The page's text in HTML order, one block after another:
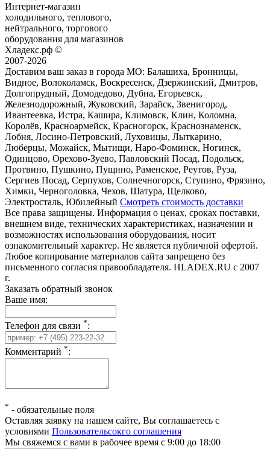
Интернет-магазин
холодильного, теплового,
нейтрального, торгового
оборудования для магазинов
Хладекс.рф ©
2007-2026
Доставим ваш заказ в города МО: Балашиха, Бронницы,
Видное, Волоколамск, Воскресенск, Дзержинский, Дмитров,
Долгопрудный, Домодедово, Дубна, Егорьевск,
Железнодорожный, Жуковский, Зарайск, Звенигород,
Ивантеевка, Истра, Кашира, Климовск, Клин, Коломна,
Королёв, Красноармейск, Красногорск, Краснознаменск,
Лобня, Лосино-Петровский, Луховицы, Лыткарино,
Люберцы, Можайск, Мытищи, Наро-Фоминск, Ногинск,
Одинцово, Орехово-Зуево, Павловский Посад, Подольск,
Протвино, Пушкино, Пущино, Раменское, Реутов, Руза,
Сергиев Посад, Серпухов, Солнечногорск, Ступино, Фрязино,
Химки, Черноголовка, Чехов, Шатура, Щелково,
Электросталь, Юбилейный Смотреть стоимость доставки
Все права защищены. Информация о ценах, сроках поставки,
внешнем виде, технических характеристиках, назначении и
возможностях использования оборудования, носит
ознакомительный характер. Не является публичной офертой.
Любое копирование материалов сайта запрещено без
письменного согласия правообладателя. HLADEX.RU c 2007
г.
Заказать обратный звонок
Ваше имя:
Телефон для связи *:
Комментарий *:
* - обязательные поля
Оставляя заявку на нашем сайте, Вы соглашаетесь с
условиями Пользовательсокго соглашения
Мы свяжемся с вами в рабочее время с 9:00 до 18:00